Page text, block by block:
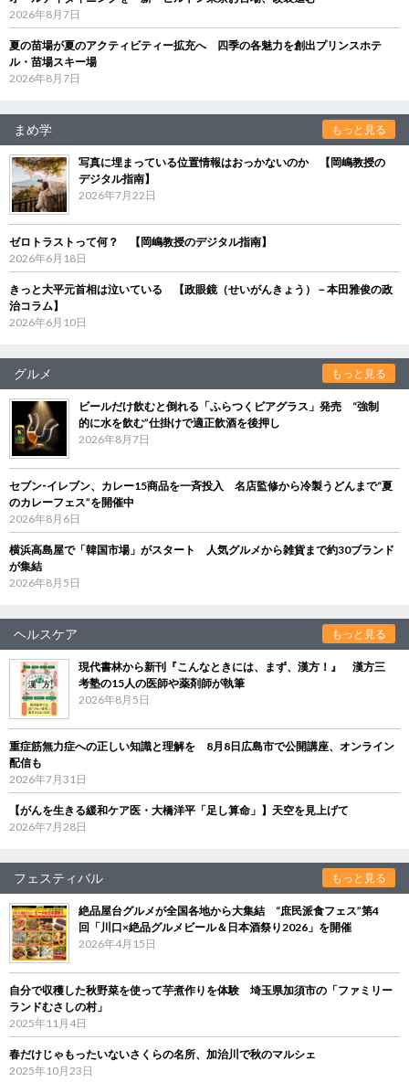
2026年8月7日
夏の苗場が夏のアクティビティー拡充へ 四季の各魅力を創出プリンスホテ
ル・苗場スキー場
2026年8月7日
まめ学 もっと見る
写真に埋まっている位置情報はおっかないのか 【岡嶋教授の
デジタル指南】
2026年7月22日
ゼロトラストって何？ 【岡嶋教授のデジタル指南】
2026年6月18日
きっと大平元首相は泣いている 【政眼鏡（せいがんきょう）－本田雅俊の政
治コラム】
2026年6月10日
グルメ もっと見る
ビールだけ飲むと倒れる「ふらつくビアグラス」発売 “強制
的に水を飲む”仕掛けで適正飲酒を後押し
2026年8月7日
セブン‐イレブン、カレー15商品を一斉投入 名店監修から冷製うどんまで“夏
のカレーフェス”を開催中
2026年8月6日
横浜高島屋で「韓国市場」がスタート 人気グルメから雑貨まで約30ブランド
が集結
2026年8月5日
ヘルスケア もっと見る
現代書林から新刊『こんなときには、まず、漢方！』 漢方三
考塾の15人の医師や薬剤師が執筆
2026年8月5日
重症筋無力症への正しい知識と理解を 8月8日広島市で公開講座、オンライン
配信も
2026年7月31日
【がんを生きる緩和ケア医・大橋洋平「足し算命」】天空を見上げて
2026年7月28日
フェスティバル もっと見る
絶品屋台グルメが全国各地から大集結 “庶民派食フェス”第4
回「川口×絶品グルメビール＆日本酒祭り2026」を開催
2026年4月15日
自分で収穫した秋野菜を使って芋煮作りを体験 埼玉県加須市の「ファミリー
ランドむさしの村」
2025年11月4日
春だけじゃもったいないさくらの名所、加治川で秋のマルシェ
2025年10月23日